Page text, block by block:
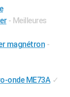
- Meilleures
magnétron -
onde ME73A ✓